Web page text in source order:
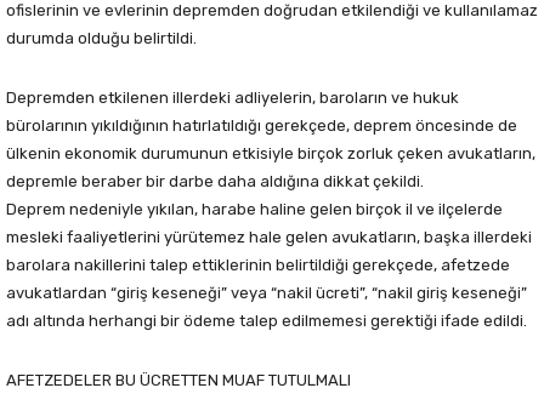
ofislerinin ve evlerinin depremden doğrudan etkilendiği ve kullanılamaz
durumda olduğu belirtildi.
Depremden etkilenen illerdeki adliyelerin, baroların ve hukuk
bürolarının yıkıldığının hatırlatıldığı gerekçede, deprem öncesinde de
ülkenin ekonomik durumunun etkisiyle birçok zorluk çeken avukatların,
depremle beraber bir darbe daha aldığına dikkat çekildi.
Deprem nedeniyle yıkılan, harabe haline gelen birçok il ve ilçelerde
mesleki faaliyetlerini yürütemez hale gelen avukatların, başka illerdeki
barolara nakillerini talep ettiklerinin belirtildiği gerekçede, afetzede
avukatlardan “giriş keseneği” veya “nakil ücreti”, “nakil giriş keseneği”
adı altında herhangi bir ödeme talep edilmemesi gerektiği ifade edildi.
AFETZEDELER BU ÜCRETTEN MUAF TUTULMALI